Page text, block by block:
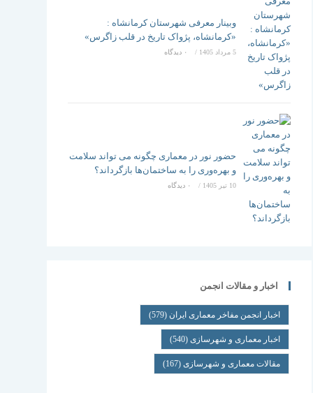
وبینار معرفی شهرستان کرمانشاه :
«کرمانشاه، پژواک تاریخ در قلب زاگرس»
5 مرداد 1405 / ۰ دیدگاه
حضور نور در معماری چگونه می تواند سلامت
و بهره‌وری را به ساختمان‌ها بازگرداند؟
10 تیر 1405 / ۰ دیدگاه
اخبار و مقالات انجمن
اخبار انجمن مفاخر معماری ایران (579)
اخبار معماری و شهرسازی(540)
مقالات معماری و شهرسازی(167)